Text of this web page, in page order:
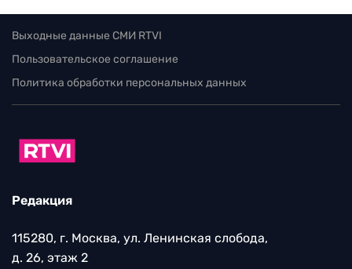
Выходные данные СМИ RTVI
Пользовательское соглашение
Политика обработки персональных данных
Редакция
115280, г. Москва, ул. Ленинская слобода,
д. 26, этаж 2